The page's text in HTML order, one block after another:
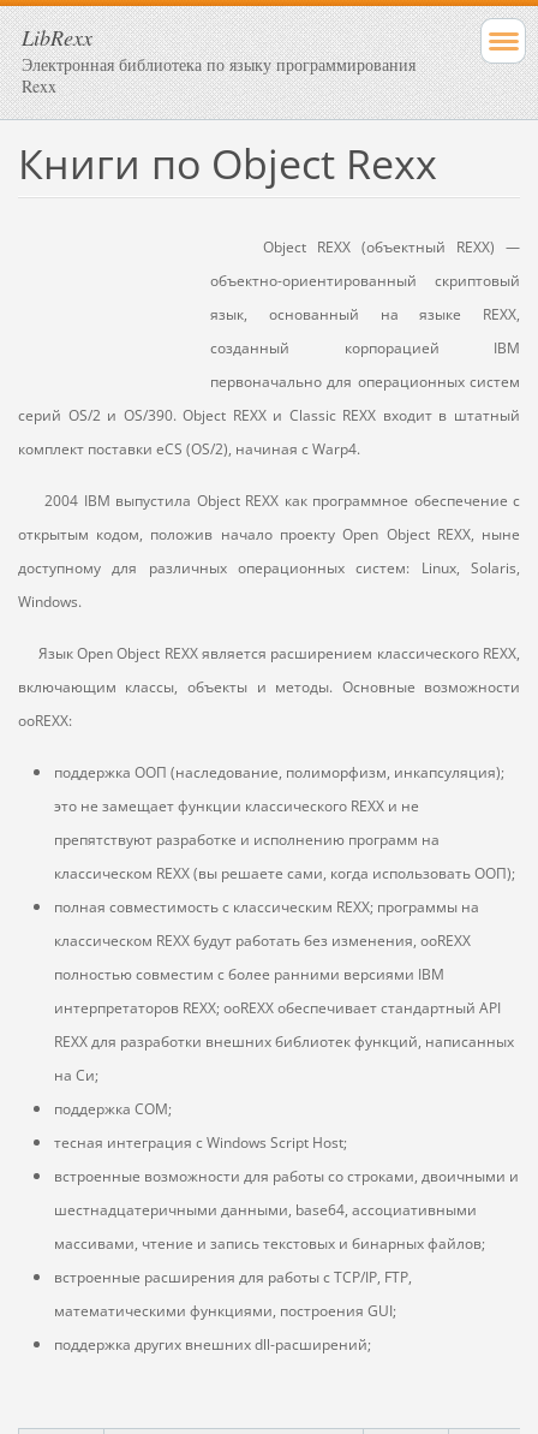
LibRexx
Электронная библиотека по языку программирования
Rexx
Книги по Object Rexx
Object REXX (объектный REXX) —
объектно-ориентированный скриптовый
язык, основанный на языке REXX,
созданный корпорацией IBM
первоначально для операционных систем
серий OS/2 и OS/390. Object REXX и Classic REXX входит в штатный
комплект поставки eCS (OS/2), начиная cWarp4.
2004 IBM выпустила Object REXX как программное обеспечение с
открытым кодом, положив начало проекту Open Object REXX, ныне
доступному для различных операционных систем: Linux, Solaris,
Windows.
Язык Open Object REXXявляется расширением классического REXX,
включающим классы, объекты и методы. Основные возможности
ooREXX:
поддержка ООП (наследование, полиморфизм, инкапсуляция);
это не замещает функции классического REXXи не
препятствуют разработке и исполнению программ на
классическом REXX(вы решаете сами, когда использовать ООП);
полная совместимость с классическим REXX; программы на
классическом REXXбудут работать без изменения, ooREXX
полностью совместим с более ранними версиями IBM
интерпретаторов REXX; ooREXXобеспечивает стандартный API
REXXдля разработки внешних библиотек функций, написанных
на Cи;
поддержка COM;
тесная интеграция с Windows Script Host;
встроенные возможности для работы со строками, двоичными и
шестнадцатеричными данными, base64, ассоциативными
массивами, чтение и запись текстовых и бинарных файлов;
встроенные расширения для работы с TCP/IP, FTP,
математическими функциями, построения GUI;
поддержка других внешних dll-расширений;